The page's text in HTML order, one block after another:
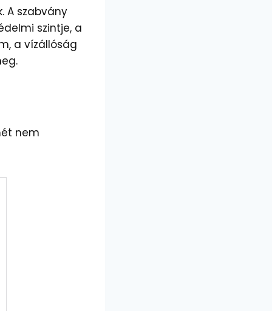
A szabvány
szintje, a
a vízállóság
nem